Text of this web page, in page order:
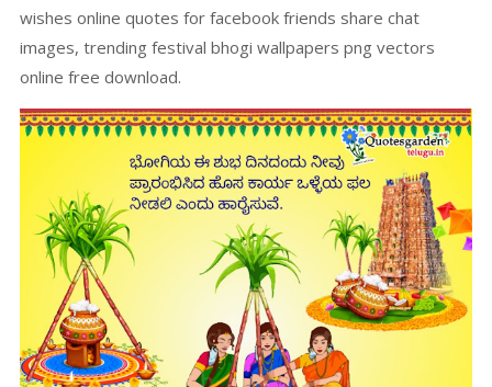
wishes online quotes for facebook friends share chat
images, trending festival bhogi wallpapers png vectors
online free download.